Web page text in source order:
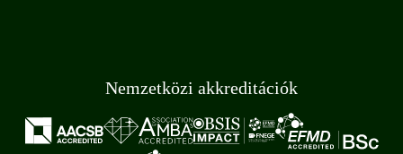
Nemzetközi akkreditációk